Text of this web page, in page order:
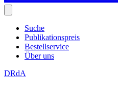
Suche
Publikationspreis
Bestellservice
Über uns
DRdA